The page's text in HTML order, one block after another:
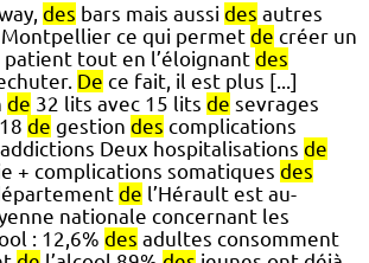
des bars mais aussi des autres
Montpellier ce qui permet de créer un
patient tout en l’éloignant des
De ce fait, il est plus [...]
de 32 lits avec 15 lits de sevrages
de gestion des complications
addictions Deux hospitalisations de
+ complications somatiques des
de l’Hérault est au-
nationale concernant les
: 12,6% des adultes consomment